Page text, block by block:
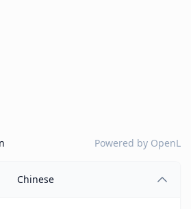
Powered by OpenL
Chinese